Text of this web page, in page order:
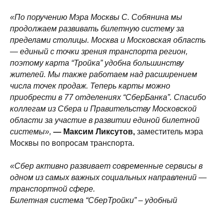
«По поручению Мэра Москвы С. Собянина мы
продолжаем развивать билетную систему за
пределами столицы. Москва и Московская область
— единый с точки зрения транспорта регион,
поэтому карта “Тройка” удобна большинству
жителей. Мы также работаем над расширением
числа точек продаж. Теперь карты можно
приобрести в 77 отделениях “СберБанка”. Спасибо
коллегам из Сбера и Правительству Московской
области за участие в развитии единой билетной
системы», — Максим Ликсутов, заместитель мэра
Москвы по вопросам транспорта.
«Сбер активно развивает современные сервисы в
одном из самых важных социальных направлений —
транспортной сфере.
Билетная система “СберТройки” – удобный